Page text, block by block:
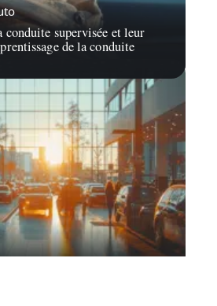
conduite supervisée et leur
de la conduite